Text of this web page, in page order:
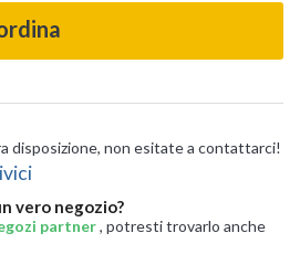
disposizione, non esitate a contattarci!
vero negozio?
partner, potresti trovarlo anche